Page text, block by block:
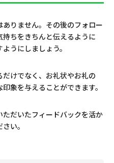
ありません。その後のフォロー
ちをきちんと伝えるように
うにしましょう。
けでなく、お礼状やお礼の
象を与えることができます。
だいたフィードバックを活か
い。